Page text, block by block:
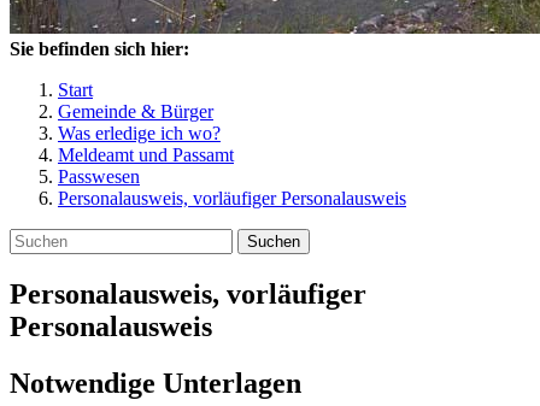
Sie befinden sich hier:
Start
Gemeinde & Bürger
Was erledige ich wo?
Meldeamt und Passamt
Passwesen
Personalausweis, vorläufiger Personalausweis
Suchen
Personalausweis, vorläufiger
Personalausweis
Notwendige Unterlagen